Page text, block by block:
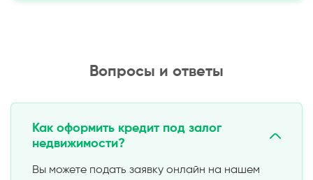
Вопросы и ответы
Как оформить кредит под залог
недвижимости?
Вы можете подать заявку онлайн на нашем